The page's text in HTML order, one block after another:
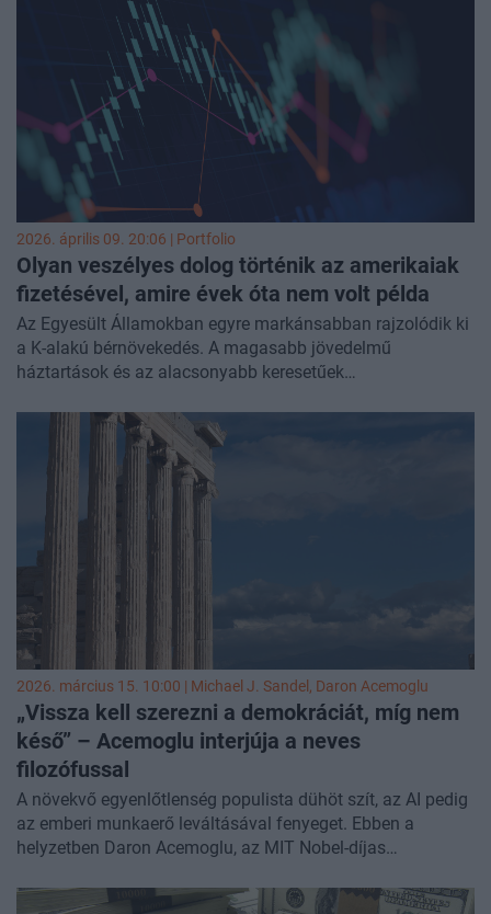
2026. április 09. 20:06 | Portfolio
Olyan veszélyes dolog történik az amerikaiak
fizetésével, amire évek óta nem volt példa
Az Egyesült Államokban egyre markánsabban rajzolódik ki
a K-alakú bérnövekedés. A magasabb jövedelmű
háztartások és az alacsonyabb keresetűek
látott mértékben nyílt szét – derül ki a Bank of America
Institute elemzéséből - írta meg a
2026. március 15. 10:00 | Michael J. Sandel, Daron Acemoglu
„Vissza kell szerezni a demokráciát, míg nem
késő” – Acemoglu interjúja a neves
filozófussal
A növekvő egyenlőtlenség populista dühöt szít, az AI pedig
az emberi munkaerő leváltásával fenyeget. Ebben a
helyzetben Daron Acemoglu, az MIT Nobel-díjas
meg azt a kérdést, hogy miként lehetne újjáéleszteni a